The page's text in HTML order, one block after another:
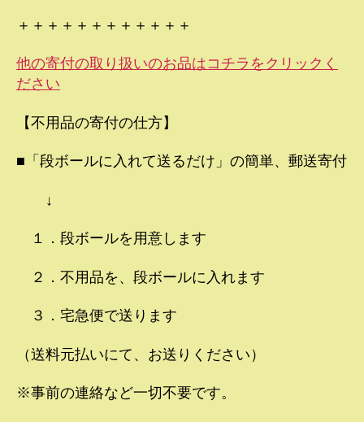
＋＋＋＋＋＋＋＋＋＋＋＋
他の寄付の取り扱いのお品はコチラをクリックく
ださい
【不用品の寄付の仕方】
■「段ボールに入れて送るだけ」の簡単、郵送寄付
↓
１．段ボールを用意します
２．不用品を、段ボールに入れます
３．宅急便で送ります
（送料元払いにて、お送りください）
※事前の連絡など一切不要です。